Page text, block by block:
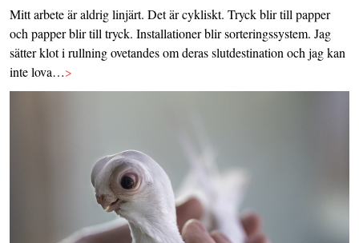
Mitt arbete är aldrig linjärt. Det är cykliskt. Tryck blir till papper
och papper blir till tryck. Installationer blir sorteringssystem. Jag
sätter klot i rullning ovetandes om deras slutdestination och jag kan
inte lova…>